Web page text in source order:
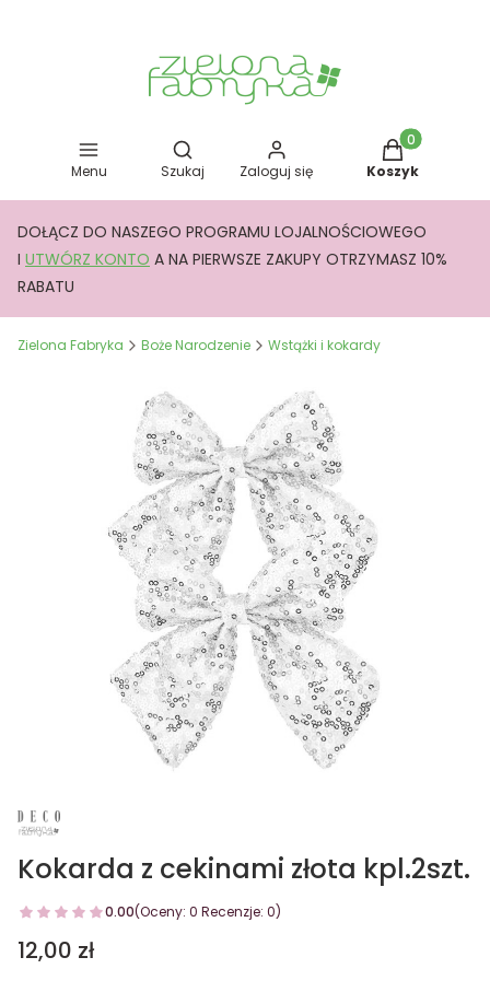
Menu
Otwórz wyszukiwarkę
Szukaj Zaloguj się
Produkty w
Koszyk
DOŁĄCZ DO NASZEGO PROGRAMU LOJALNOŚCIOWEGO
I UTWÓRZ KONTO A NA PIERWSZE ZAKUPY OTRZYMASZ 10%
RABATU
Zielona Fabryka Boże Narodzenie Wstążki i kokardy
Kokarda z cekinami złota kpl.2szt.
0.00(Oceny: 0 Recenzje: 0)
Cena
12,00 zł